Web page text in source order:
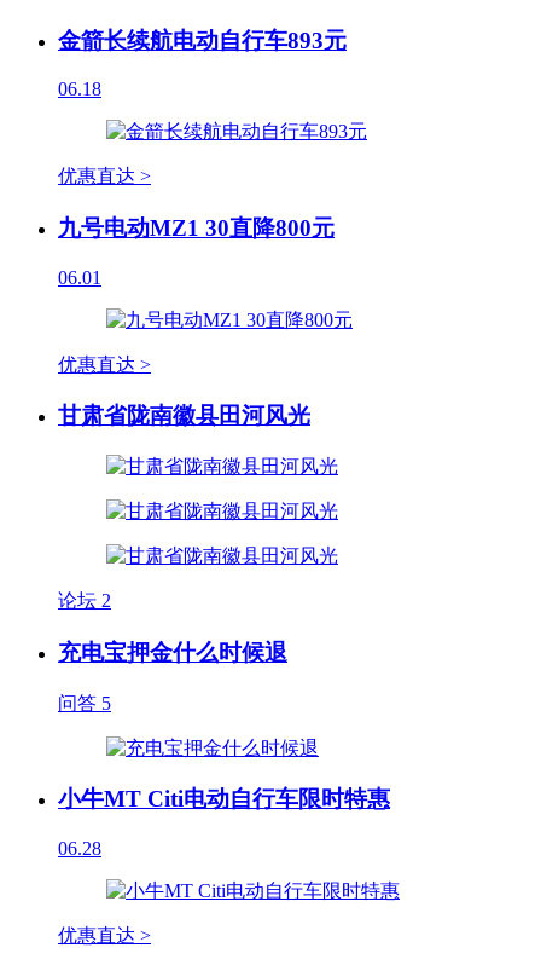
金箭长续航电动自行车893元
06.18
优惠直达 >
九号电动MZ1 30直降800元
06.01
优惠直达 >
甘肃省陇南徽县田河风光
论坛 2
充电宝押金什么时候退
问答 5
小牛MT Citi电动自行车限时特惠
06.28
优惠直达 >